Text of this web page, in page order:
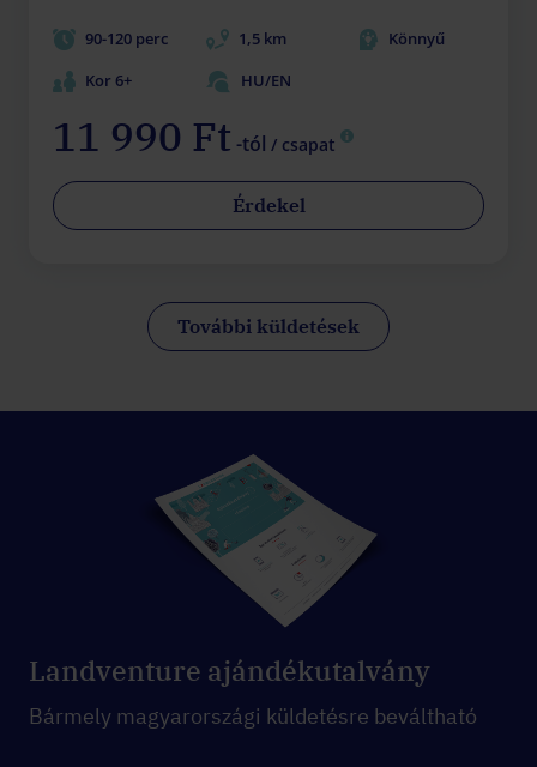
90-120 perc 1,5 km
Könnyű
Kor 6+
HU/EN
11 990 Ft -tól / csapat
Érdekel
További küldetések
Landventure ajándékutalvány
Bármely magyarországi küldetésre beváltható